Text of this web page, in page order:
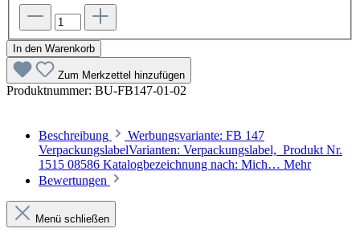
In den Warenkorb
Zum Merkzettel hinzufügen
Produktnummer: BU-FB147-01-02
Beschreibung
Werbungsvariante: FB 147
VerpackungslabelVarianten: Verpackungslabel, Produkt Nr.
1515 08586 Katalogbezeichnung nach: Mich… Mehr
Bewertungen
Menü schließen